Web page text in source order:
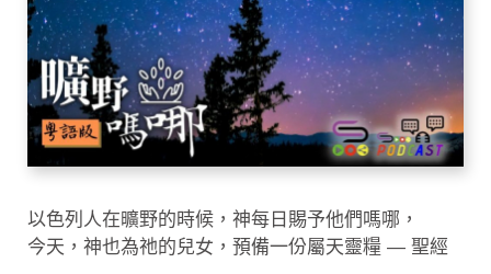
以色列人在曠野的時候，神每日賜予他們嗎哪，
今天，神也為祂的兒女，預備一份屬天靈糧 — 聖經